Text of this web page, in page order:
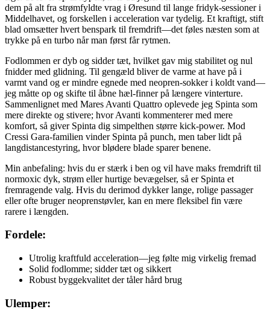
dem på alt fra strømfyldte vrag i Øresund til lange fridyk-sessioner i
Middelhavet, og forskellen i acceleration var tydelig. Et kraftigt, stift
blad omsætter hvert benspark til fremdrift—det føles næsten som at
trykke på en turbo når man først får rytmen.
Fodlommen er dyb og sidder tæt, hvilket gav mig stabilitet og nul
fnidder med glidning. Til gengæld bliver de varme at have på i
varmt vand og er mindre egnede med neopren-sokker i koldt vand—
jeg måtte op og skifte til åbne hæl-finner på længere vinterture.
Sammenlignet med Mares Avanti Quattro oplevede jeg Spinta som
mere direkte og stivere; hvor Avanti kommenterer med mere
komfort, så giver Spinta dig simpelthen større kick-power. Mod
Cressi Gara-familien vinder Spinta på punch, men taber lidt på
langdistancestyring, hvor blødere blade sparer benene.
Min anbefaling: hvis du er stærk i ben og vil have maks fremdrift til
normoxic dyk, strøm eller hurtige bevægelser, så er Spinta et
fremragende valg. Hvis du derimod dykker lange, rolige passager
eller ofte bruger neoprenstøvler, kan en mere fleksibel fin være
rarere i længden.
Fordele:
Utrolig kraftfuld acceleration—jeg følte mig virkelig fremad
Solid fodlomme; sidder tæt og sikkert
Robust byggekvalitet der tåler hård brug
Ulemper: